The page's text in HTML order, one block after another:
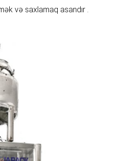
və saxlamaq asandır .